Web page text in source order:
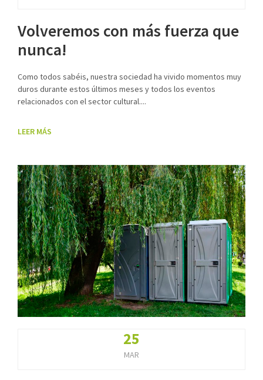
Volveremos con más fuerza que
nunca!
Como todos sabéis, nuestra sociedad ha vivido momentos muy
duros durante estos últimos meses y todos los eventos
relacionados con el sector cultural....
LEER MÁS
25
MAR